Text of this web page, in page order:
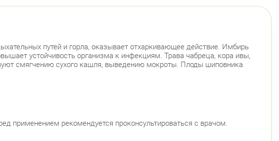
путей и горла, оказывает отхаркивающее действие. Имбирь
устойчивость организма к инфекциям. Трава чабреца, кора ивы,
смягчению сухого кашля, выведению мокроты. Плоды шиповника
применением рекомендуется проконсультироваться с врачом.